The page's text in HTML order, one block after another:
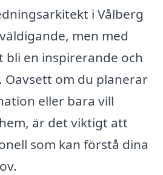
i Vålberg
men med
bli en inspirerande och
Oavsett om du planerar
eller bara vill
är det viktigt att
som kan förstå dina